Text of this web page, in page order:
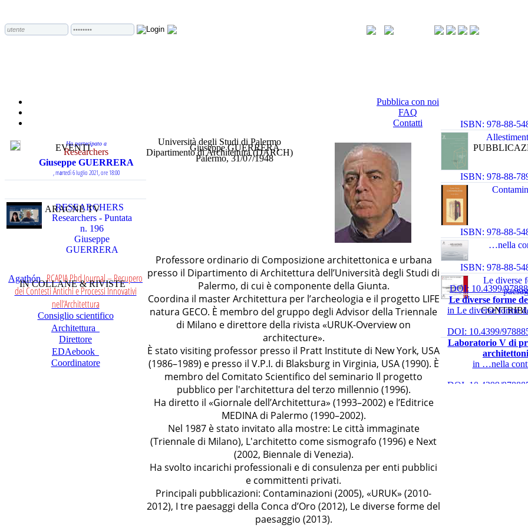
Pubblica con noi
FAQ
Contatti
EVENTI
Ha partecipato a
Researchers
Giuseppe GUERRERA
, martedì 6 luglio 2021, ore 18:00
ARACNE TV
RESEARCHERS
Researchers - Puntata
n. 196
Giuseppe
GUERRERA
IN COLLANE & RIVISTE
AgathónRCAPIA Phd Journal – Recupero
dei Contesti Antichi e Processi Innovativi
nell’Architettura
Consiglio scientifico
Architettura
Direttore
EDAebook
Coordinatore
Giuseppe GUERRERA
Palermo, 31/07/1948
Università degli Studi di Palermo
Dipartimento di Architettura (DARCH)
Professore ordinario di Composizione architettonica e urbana
presso il Dipartimento di Architettura dell’Università degli Studi di
Palermo, di cui è componente della Giunta.
Coordina il master Architettura per l’archeologia e il progetto LIFE
natura GECO. È membro del gruppo degli Advisor della Triennale
di Milano e direttore della rivista «URUK-Overview on
architecture».
È stato visiting professor presso il Pratt Institute di New York, USA
(1986–1989) e presso il V.P.I. di Blaksburg in Virginia, USA (1990). È
membro del Comitato Scientifico del seminario Il progetto
pubblico per l'architettura del terzo millennio (1996).
Ha diretto il «Giornale dell’Architettura» (1993–2002) e l’Editrice
MEDINA di Palermo (1990–2002).
Nel 1987 è stato invitato alla mostre: Le città immaginate
(Triennale di Milano), L'architetto come sismografo (1996) e Next
(2002, Biennale di Venezia).
Ha svolto incarichi professionali e di consulenza per enti pubblici
e committenti privati.
Principali pubblicazioni: Contaminazioni (2005), «URUK» (2010-
2012), I tre paesaggi della Conca d’Oro (2012), Le diverse forme del
paesaggio (2013).
ISBN: 978-88-
ISBN: 978-88-
ISBN: 978-88-
…nella
ISBN: 978-88-
Le diverse
DOI: 10.4399/
Le diverse forme
in Le diverse forme
DOI: 10.4399/
Laboratorio V di
in …nella
DOI: 10.4399/